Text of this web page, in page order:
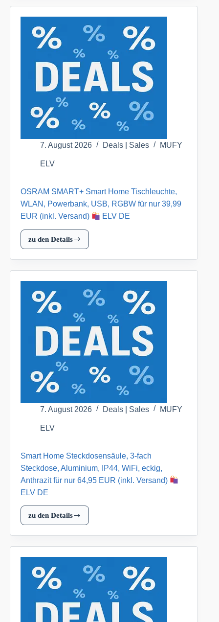
Home
Bewässerungsset,
1x
Bodenfeuchtesensor,
1x
Bewässerungscontroller,
WLAN
für
nur
89,95
(inkl.
DE
7. August 2026 Deals | Sales MUFY
ELV
OSRAM SMART+ Smart Home Tischleuchte,
WLAN, Powerbank, USB, RGBW für nur 39,99
EUR (inkl. Versand)
ELV DE
zu den Details
OSRAM
Home
Tischleuchte,
WLAN,
Powerbank,
USB,
RGBW
für
nur
39,99
EUR
Versand)
7. August 2026 Deals | Sales MUFY
ELV
Smart Home Steckdosensäule, 3-fach
Steckdose, Aluminium, IP44, WiFi, eckig,
Anthrazit für nur 64,95 EUR (inkl. Versand)
ELV DE
zu den Details
3-
fach
Steckdose,
Aluminium,
IP44,
WiFi,